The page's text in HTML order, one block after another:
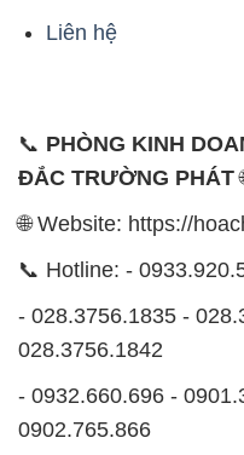
Liên hệ
📞 PHÒNG KINH
ĐẮC TRƯỜNG PHÁT
🌐 Website: https://
📞 Hotline: -
- 028.3756.1835 -
028.3756.1842
- 0932.660.696 -
0902.765.866